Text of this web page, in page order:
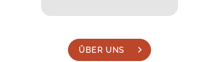
ÜBER UNS